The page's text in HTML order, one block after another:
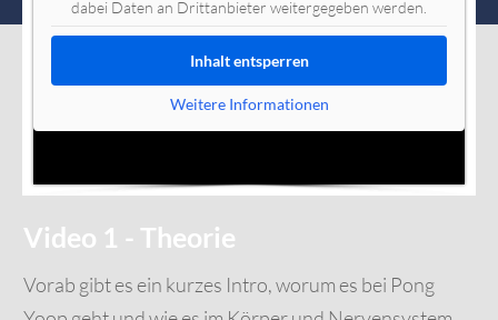
dabei Daten an Drittanbieter weitergegeben werden.
Inhalt entsperren
Weitere Informationen
Video 1 - Theorie
Vorab gibt es ein kurzes Intro, worum es bei Pong